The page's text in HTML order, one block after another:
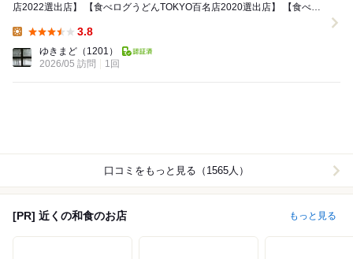
店2022選出店】 【食べログうどんTOKYO百名店2020選出店】 【食べロ
3.8
ゆきまど （1201）
2026/05 訪問
1回
口コミをもっと見る（1565人）
[PR] 近くの和食のお店 もっと見る